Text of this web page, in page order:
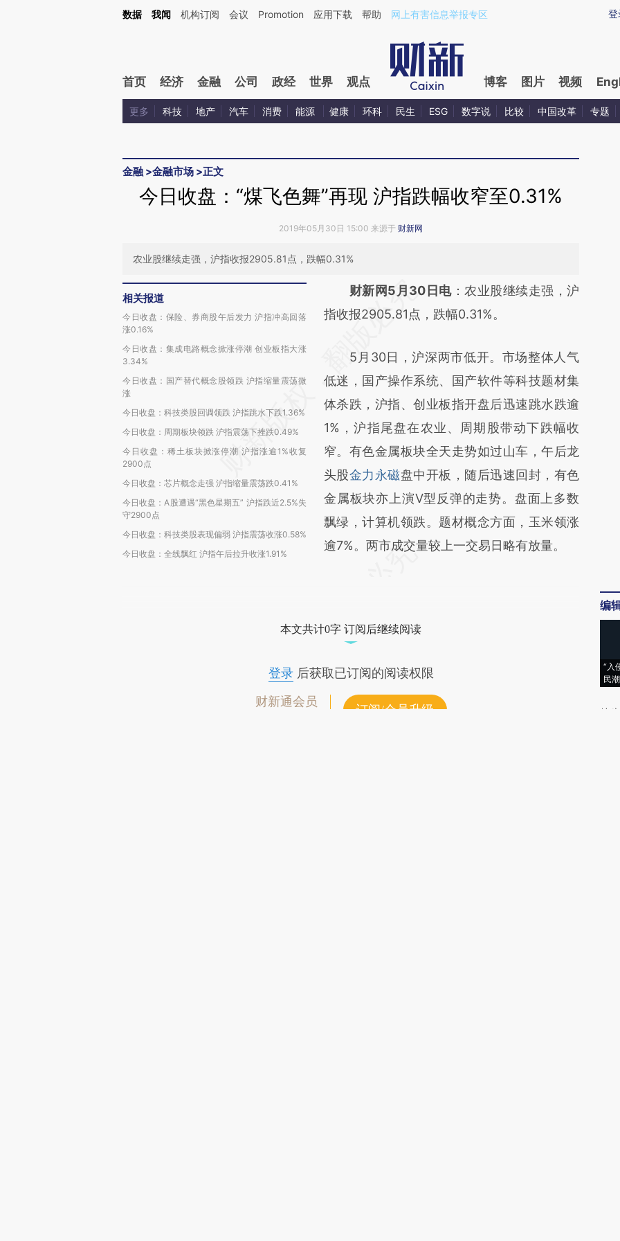
登
数据 我闻 机构订阅 会议 Promotion 应用下载 帮助 网上有害信息举报专区
首页 经济 金融 公司 政经 世界 观点 博客 图片 视频
更多 科技 地产 汽车 消费 能源 健康 环科 民生 ESG 数字说 比较 中国改革 专题
金融 >金融市场 >正文
今日收盘：“煤飞色舞”再现 沪指跌幅收窄至0.31%
2019年05月30日 15:00 来源于 财新网
农业股继续走强，沪指收报2905.81点，跌幅0.31%
相关报道
今日收盘：保险、券商股午后发力 沪指冲高回落
涨0.16%
今日收盘：集成电路概念掀涨停潮 创业板指大涨
3.34%
今日收盘：国产替代概念股领跌 沪指缩量震荡微
涨
今日收盘：科技类股回调领跌 沪指跳水下跌1.36%
今日收盘：周期板块领跌 沪指震荡下挫跌0.49%
今日收盘：稀土板块掀涨停潮 沪指涨逾1%收复
2900点
今日收盘：芯片概念走强 沪指缩量震荡跌0.41%
今日收盘：A股遭遇“黑色星期五” 沪指跌近2.5%失
守2900点
今日收盘：科技类股表现偏弱 沪指震荡收涨0.58%
今日收盘：全线飘红 沪指午后拉升收涨1.91%
财新网5月30日电：农业股继续走强，沪
指收报2905.81点，跌幅0.31%。
5月30日，沪深两市低开。市场整体人气
低迷，国产操作系统、国产软件等科技题材集
体杀跌，沪指、创业板指开盘后迅速跳水跌逾
1%，沪指尾盘在农业、周期股带动下跌幅收
窄。有色金属板块全天走势如过山车，午后龙
头股金力永磁盘中开板，随后迅速回封，有色
金属板块亦上演V型反弹的走势。盘面上多数
飘绿，计算机领跌。题材概念方面，玉米领涨
逾7%。两市成交量较上一交易日略有放量。
本文共计0字 订阅后继续阅读
登录后获取已订阅的阅读权限
财新通会员
订阅/会员升级
编
“入
民
特稿